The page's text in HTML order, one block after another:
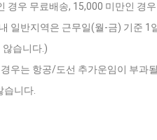
경우 무료배송, 15,000 미만인 경
일반지역은 근무일(월-금) 기준
않습니다.)
우는 항공/도선 추가운임이 부과
습니다.